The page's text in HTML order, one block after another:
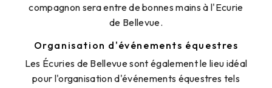
compagnon sera entre de bonnes mains à l'Ecurie
de Bellevue.
Organisation d'événements équestres
Les Écuries de Bellevue sont également le lieu idéal
pour l'organisation d'événements équestres tels